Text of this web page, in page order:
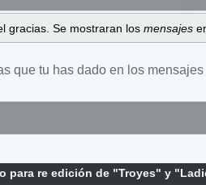
gracias. Se mostraran los mensajes
que tu has dado en los mensajes
para re edición de "Troyes" y